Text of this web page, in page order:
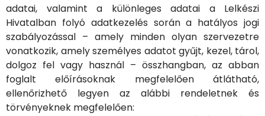
adatai, valamint a különleges adatai a Lelkészi
Hivatalban folyó adatkezelés során a hatályos jogi
szabályozással – amely minden olyan szervezetre
vonatkozik, amely személyes adatot gyűjt, kezel, tárol,
dolgoz fel vagy használ – összhangban, az abban
foglalt előírásoknak megfelelően átlátható,
ellenőrizhető legyen az alábbi rendeletnek és
törvényeknek megfelelően: